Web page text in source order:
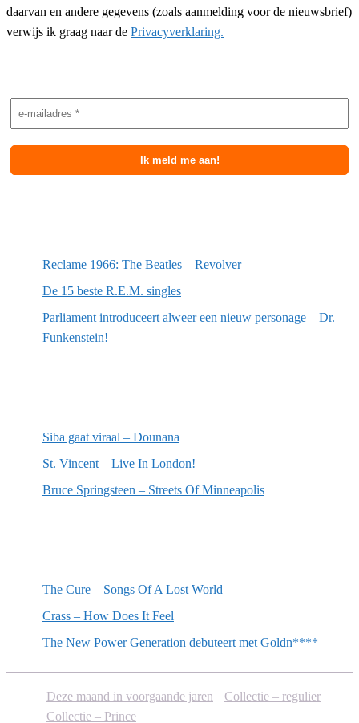
daarvan en andere gegevens (zoals aanmelding voor de nieuwsbrief)
verwijs ik graag naar de Privacyverklaring.
Reclame 1966: The Beatles – Revolver
De 15 beste R.E.M. singles
Parliament introduceert alweer een nieuw personage – Dr.
Funkenstein!
Siba gaat viraal – Dounana
St. Vincent – Live In London!
Bruce Springsteen – Streets Of Minneapolis
The Cure – Songs Of A Lost World
Crass – How Does It Feel
The New Power Generation debuteert met Goldn****
Deze maand in voorgaande jaren
Collectie – regulier
Collectie – Prince